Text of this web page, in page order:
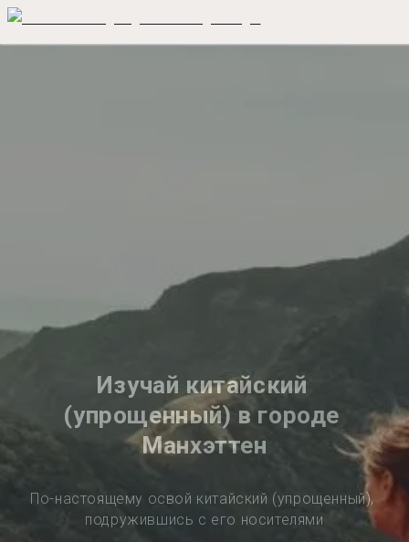
Изучай китайский
(упрощенный) в городе
Манхэттен
По-настоящему освой китайский (упрощенный),
подружившись с его носителями